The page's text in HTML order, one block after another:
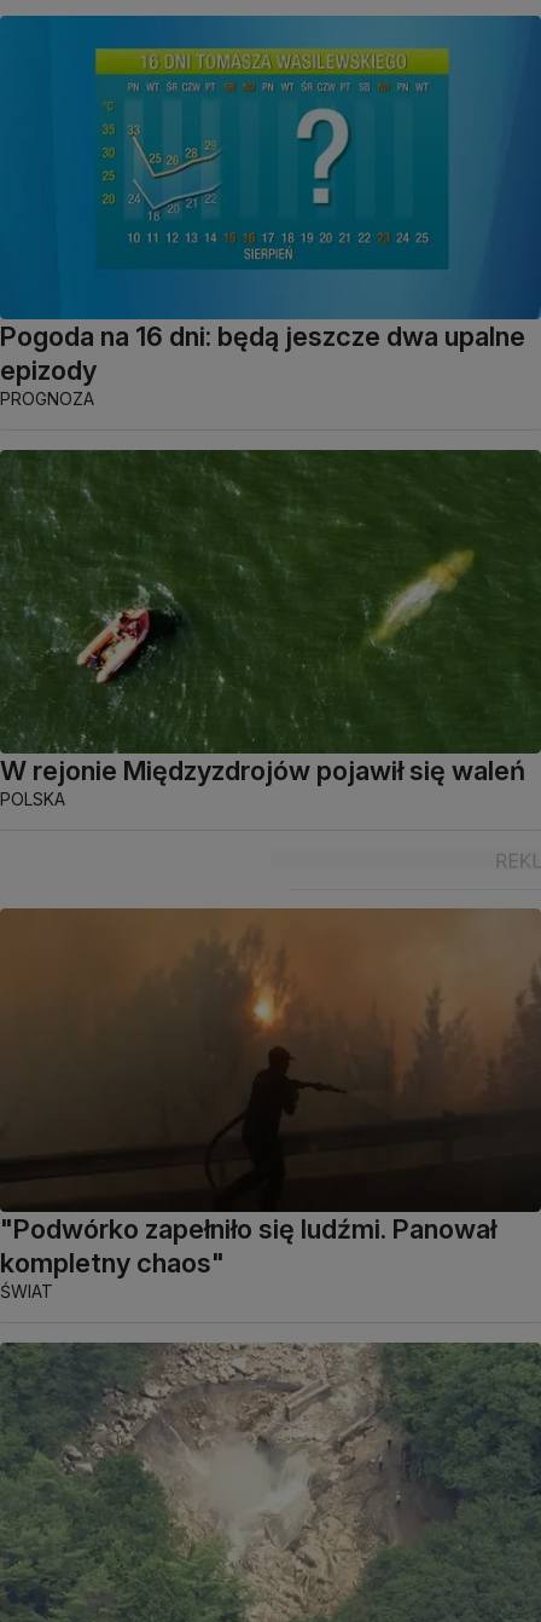
Pogoda na 16 dni: będą jeszcze dwa upalne
epizody
PROGNOZA
W rejonie Międzyzdrojów pojawił się waleń
POLSKA
"Podwórko zapełniło się ludźmi. Panował
kompletny chaos"
ŚWIAT